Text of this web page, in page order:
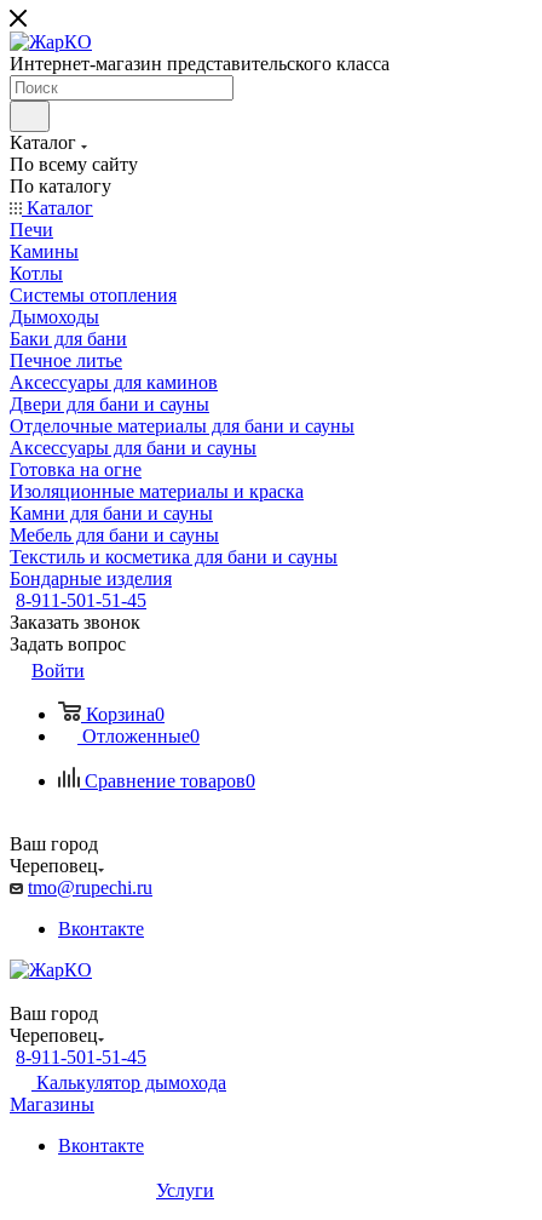
Интернет-магазин представительского класса
Каталог
По всему сайту
По каталогу
Каталог
Печи
Камины
Котлы
Системы отопления
Дымоходы
Баки для бани
Печное литье
Аксессуары для каминов
Двери для бани и сауны
Отделочные материалы для бани и сауны
Аксессуары для бани и сауны
Готовка на огне
Изоляционные материалы и краска
Камни для бани и сауны
Мебель для бани и сауны
Текстиль и косметика для бани и сауны
Бондарные изделия
8-911-501-51-45
Заказать звонок
Задать вопрос
Войти
Корзина0
Отложенные0
Сравнение товаров0
Ваш город
Череповец
tmo@rupechi.ru
Вконтакте
Ваш город
Череповец
8-911-501-51-45
Калькулятор дымохода
Магазины
Вконтакте
Услуги